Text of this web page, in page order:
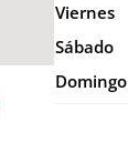
Viernes
Sábado
Domingo